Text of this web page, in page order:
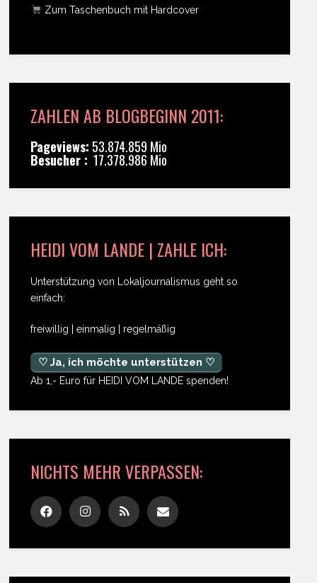
Zum Taschenbuch mit Hardcover
ZAHLEN AB BLOGBEGINN 2011:
Pageviews: 53.874.859 Mio
Besucher : 17.378.986 Mio
HEIDI VOM LANDE | ZAHLE ICH:
Unterstützung von Lokaljournalismus geht so
einfach:
freiwillig | einmalig | regelmäßig
♡ Ja, ich möchte unterstützen ♡
Ab 1,- Euro für HEIDI VOM LANDE spenden!
NICHTS MEHR VERPASSEN: